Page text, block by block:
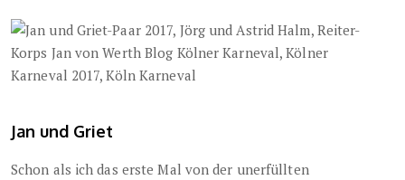
Jan und Griet
Schon als ich das erste Mal von der unerfüllten